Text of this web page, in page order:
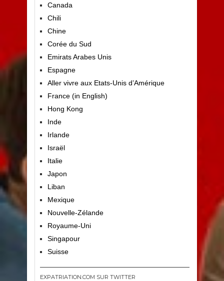
Canada
Chili
Chine
Corée du Sud
Emirats Arabes Unis
Espagne
Aller vivre aux Etats-Unis d’Amérique
France (in English)
Hong Kong
Inde
Irlande
Israël
Italie
Japon
Liban
Mexique
Nouvelle-Zélande
Royaume-Uni
Singapour
Suisse
EXPATRIATION.COM SUR TWITTER